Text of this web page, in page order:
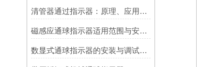
清管器通过指示器：原理、应用与维护
磁感应通球指示器适用范围与安装方法
数显式通球指示器的安装与调试技巧